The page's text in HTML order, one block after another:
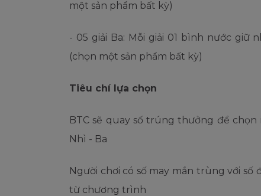
một sản phẩm bất kỳ)
- 05 giải Ba: Mỗi giải 01 bình nước giữ
(chọn một sản phẩm bất kỳ)
Tiêu chí lựa chọn
BTC sẽ quay số trúng thưởng để
Nhì - Ba
Người chơi có số may mắn trùng với
từ chương trình